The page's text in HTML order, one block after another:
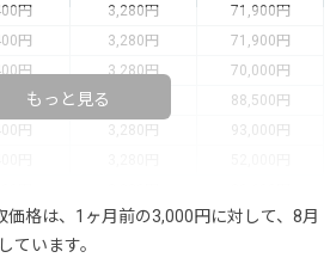
円 3,280円
71,900円
円 3,280円
71,900円
円 3,280円
70,000円
円
88,500円
円 3,280円
93,000円
円 2,980円
22,400円
円
もっと見る
価格は、1ヶ月前の3,000円に対して、8月
ています。